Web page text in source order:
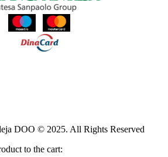
DOO © 2025. All Rights Reserved
to the cart: